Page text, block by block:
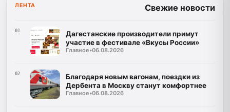
ЛЕНТА Свежие новости
01
Дагестанские производители примут
участие в фестивале «Вкусы России»
Главное•06.08.2026
02
Благодаря новым вагонам, поездки из
Дербента в Москву станут комфортнее
Главное•06.08.2026